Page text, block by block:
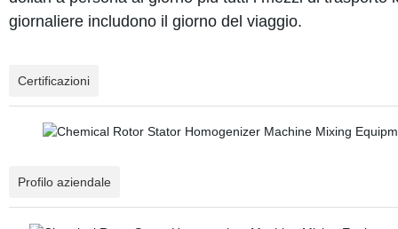
giornaliere includono il giorno del viaggio.
Certificazioni
Profilo aziendale